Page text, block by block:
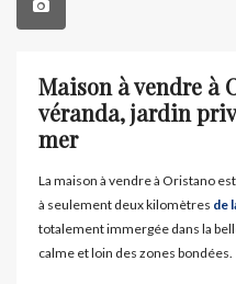
Maison à vendre à
véranda, jardin
mer
La maison à vendre à Oristano
à seulement deux kilomètres de
totalement immergée dans la
calme et loin des zones bondées.